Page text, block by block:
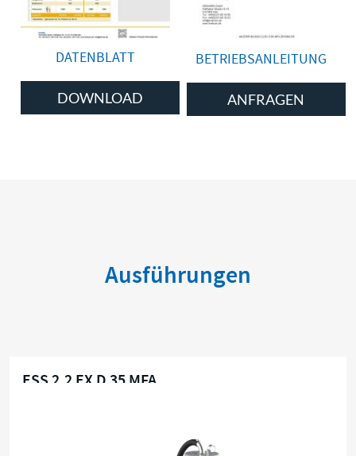
DATENBLATT
DOWNLOAD
BETRIEBSANLEITUNG
ANFRAGEN
Ausführungen
ESS 2,2 EX D 35 MFA